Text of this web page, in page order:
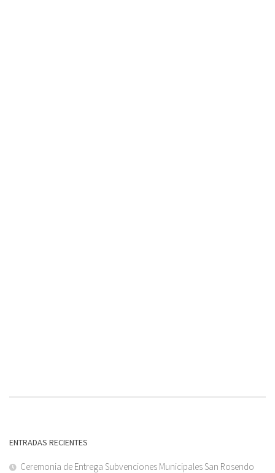
ENTRADAS RECIENTES
Ceremonia de Entrega Subvenciones Municipales San Rosendo